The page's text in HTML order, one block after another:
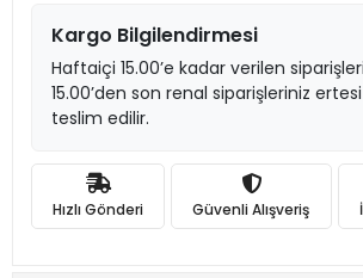
Kargo Bilgilendirmesi
Haftaiçi 15.00’e kadar verilen
15.00’den son renal siparişleriniz
teslim edilir.
Hızlı Gönderi Güvenli Alışveriş